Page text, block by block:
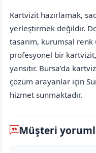
Kartvizit hazırlamak,
yerleştirmek değildir.
tasarım, kurumsal
profesyonel bir
yansıtır. Bursa’da
çözüm arayanlar için
hizmet sunmaktadır.
Müşteri